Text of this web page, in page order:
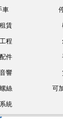
車
賃
程
件
響
絲 可
統